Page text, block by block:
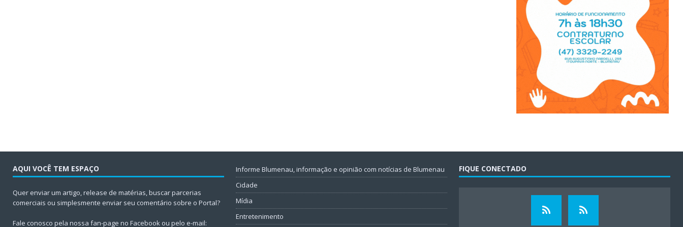
AQUI VOCÊ TEM ESPAÇO
Quer enviar um artigo, release de matérias, buscar parcerias
comerciais ou simplesmente enviar seu comentário sobre o Portal?
Fale conosco pela nossa fan-page no Facebook ou pelo e-mail:
Informe Blumenau, informação e opinião com notícias de Blumenau
Cidade
Mídia
Entretenimento
FIQUE CONECTADO